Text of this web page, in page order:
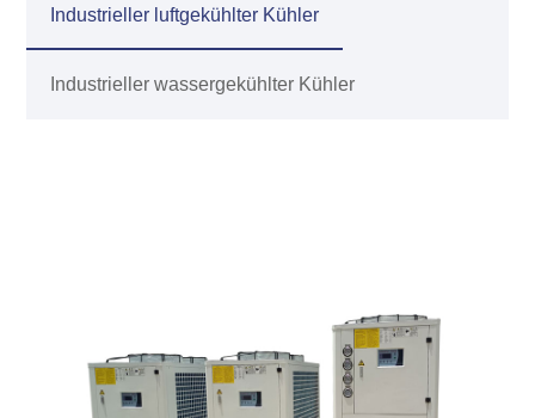
Industrieller luftgekühlter Kühler
Industrieller wassergekühlter Kühler